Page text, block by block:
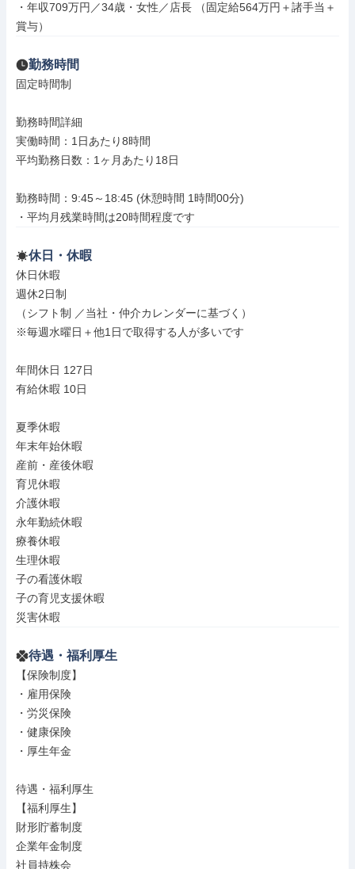
・年収709万円／34歳・女性／店長 （固定給564万円＋諸手当＋
賞与）
勤務時間
固定時間制
勤務時間詳細
実働時間：1日あたり8時間
平均勤務日数：1ヶ月あたり18日
勤務時間：9:45～18:45 (休憩時間 1時間00分)
・平均月残業時間は20時間程度です
休日・休暇
休日休暇
週休2日制
（シフト制 ／当社・仲介カレンダーに基づく）
※毎週水曜日＋他1日で取得する人が多いです
年間休日 127日
有給休暇 10日
夏季休暇
年末年始休暇
産前・産後休暇
育児休暇
介護休暇
永年勤続休暇
療養休暇
生理休暇
子の看護休暇
子の育児支援休暇
災害休暇
待遇・福利厚生
【保険制度】
・雇用保険
・労災保険
・健康保険
・厚生年金
待遇・福利厚生
【福利厚生】
財形貯蓄制度
企業年金制度
社員持株会